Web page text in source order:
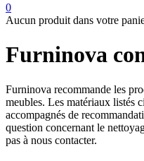
0
Aucun produit dans votre
Furninova
Furninova recommande les
meubles. Les matériaux listés
accompagnés de
question concernant le
pas à nous contacter.